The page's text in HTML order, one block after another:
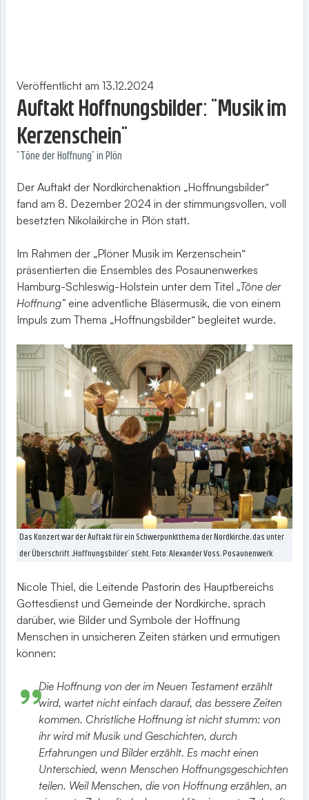
Veröffentlicht am 13.12.2024
Auftakt Hoffnungsbilder: "Musik im
Kerzenschein"
"Töne der Hoffnung" in Plön
Der Auftakt der Nordkirchenaktion „Hoffnungsbilder“
fand am 8. Dezember 2024 in der stimmungsvollen, voll
besetzten Nikolaikirche in Plön statt.
Im Rahmen der „Plöner Musik im Kerzenschein“
präsentierten die Ensembles des Posaunenwerkes
Hamburg-Schleswig-Holstein unter dem Titel „Töne der
Hoffnung“eine adventliche Bläsermusik, die von einem
Impuls zum Thema „Hoffnungsbilder“ begleitet wurde.
Das Konzert war der Auftakt für ein Schwerpunktthema der Nordkirche, das unter
der Überschrift „Hoffnungsbilder“ steht. Foto: Alexander Voss, Posaunenwerk
Nicole Thiel, die Leitende Pastorin des Hauptbereichs
Gottesdienst und Gemeinde der Nordkirche, sprach
darüber, wie Bilder und Symbole der Hoffnung
Menschen in unsicheren Zeiten stärken und ermutigen
können:
Die Hoffnung von der im Neuen Testament erzählt
wird, wartet nicht einfach darauf, das bessere Zeiten
kommen. Christliche Hoffnung ist nicht stumm: von
ihr wird mit Musik und Geschichten, durch
Erfahrungen und Bilder erzählt. Es macht einen
Unterschied, wenn Menschen Hoffnungsgeschichten
teilen. Weil Menschen, die von Hoffnung erzählen, an